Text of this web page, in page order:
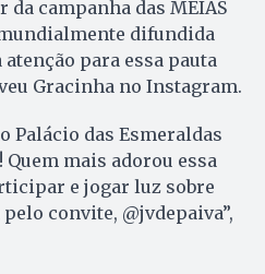
campanha das MEIAS
difundida
para essa pauta
Gracinha no Instagram.
Palácio das Esmeraldas
mais adorou essa
e jogar luz sobre
convite, @jvdepaiva”,